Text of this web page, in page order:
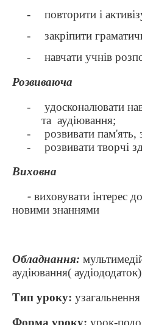
повторити і
закріпити
навчати учнів
Розвиваюча
удосконалювати
та аудіювання;
розвивати пам'ять,
розвивати творчі
Виховна
- виховувати інтерес
новими знаннями
Обладнання:
аудіювання(
Тип уроку: узагальнення
Форма уроку:урок-